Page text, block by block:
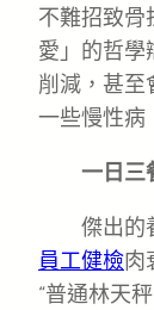
不難招致骨
愛」的哲學
削減，甚至
一些慢性病
一日三
傑出的
員工健檢肉
“普通林天